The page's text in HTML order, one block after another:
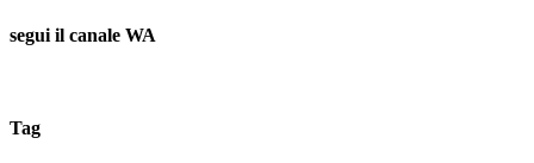
segui il canale WA
Tag